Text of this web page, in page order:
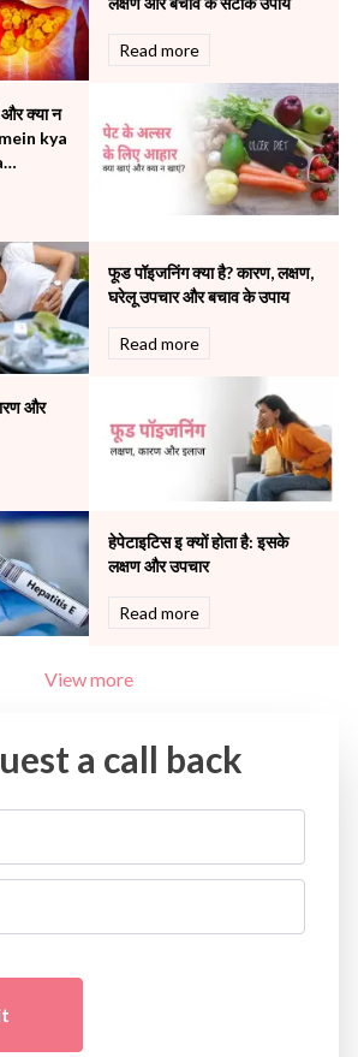
Read more
क्या न
kya
फूड पॉइजनिंग क्या है? कारण, लक्षण,
घरेलू उपचार और बचाव के उपाय
Read more
और
हेपेटाइटिस इ क्यों होता है: इसके
लक्षण और उपचार
Read more
View more
a call back